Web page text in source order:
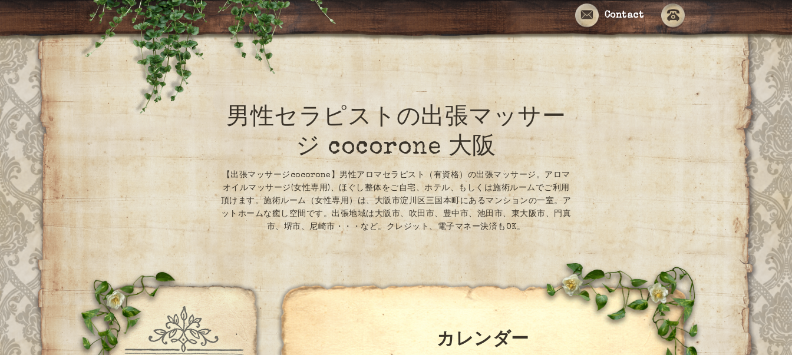
Contact
男性セラピストの出張マッサー
ジ cocorone 大阪
【出張マッサージcocorone】男性アロマセラピスト（有資格）の出張マッサージ。アロマ
オイルマッサージ(女性専用)、ほぐし整体をご自宅、ホテル、もしくは施術ルームでご利用
頂けます。施術ルーム（女性専用）は、大阪市淀川区三国本町にあるマンションの一室。ア
ットホームな癒し空間です。出張地域は大阪市、吹田市、豊中市、池田市、東大阪市、門真
市、堺市、尼崎市・・・など。クレジット、電子マネー決済もOK。
カレンダー